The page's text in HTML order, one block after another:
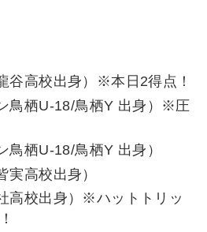
谷高校出身）※本日2得点！
鳥栖U-18/鳥栖Y 出身）※圧
鳥栖U-18/鳥栖Y 出身）
実高校出身）
高校出身）※ハットトリッ